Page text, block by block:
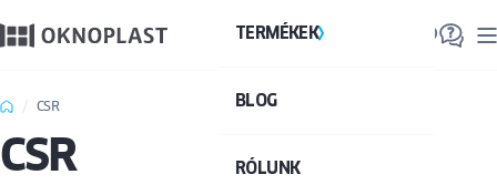
TERMÉKEK
BLOG
RÓLUNK
CSR
CSR